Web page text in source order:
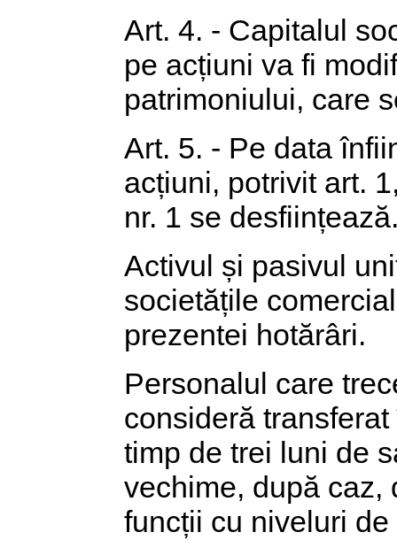
Art. 4. - Capitalul
pe acțiuni va fi
patrimoniului, care
Art. 5. - Pe data
acțiuni, potrivit art.
nr. 1 se
Activul și pasivul
societățile
prezentei hotărâri.
Personalul care
consideră
timp de trei luni de
vechime, după caz,
funcții cu niveluri